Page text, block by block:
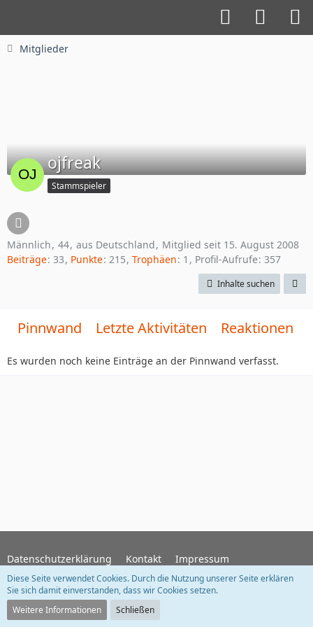
Mitglieder
ojfreak
Stammspieler
Männlich 44 aus Deutschland
Mitglied seit 15. August 2008
Beiträge 33 Punkte 215 Trophäen 1 Profil-Aufrufe 357
Inhalte suchen
Pinnwand Letzte Aktivitäten Reaktionen
Es wurden noch keine Einträge an der Pinnwand verfasst.
Datenschutzerklärung Kontakt Impressum
Community-Software:
Diese Seite verwendet Cookies. Durch die Nutzung unserer Seite erklären
Sie sich damit einverstanden, dass wir Cookies setzen.
Weitere Informationen
Schließen